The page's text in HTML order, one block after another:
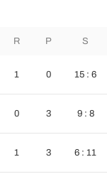
R P S
1 0 15 : 6
0 3 9 : 8
1 3 6 : 11